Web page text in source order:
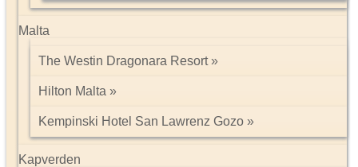
Malta
The Westin Dragonara Resort
Hilton Malta
Kempinski Hotel San Lawrenz Gozo
Kapverden